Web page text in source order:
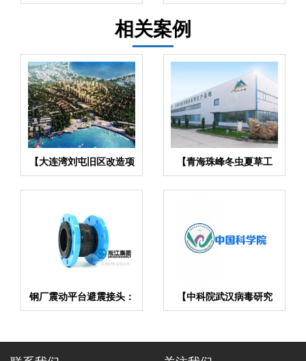
橡胶膨胀节
利标准橡胶膨胀节
相关案例
【大连湾刘屯旧区改造项
目】变压器减震器合同
【青海珠峰冬虫夏草工
厂】金属软管合同
钢厂震动平台避震接头：
多层缓冲设计，应对高频
【中科院武汉病毒研究
所】EPDM橡胶接头合同